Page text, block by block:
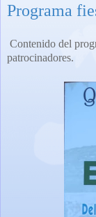
Programa
Contenido del
patrocinadores.